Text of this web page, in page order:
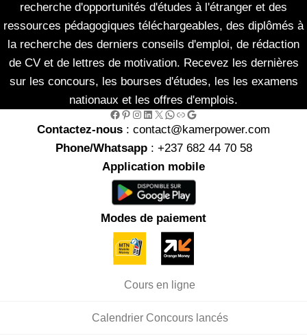
recherche d'opportunités d'études à l'étranger et des
ressources pédagogiques téléchargeables, des diplômés à
la recherche des derniers conseils d'emploi, de rédaction
de CV et de lettres de motivation. Recevez les dernières
sur les concours, les bourses d'études, les les examens
nationaux et les offres d'emplois.
Facebook Pinterest Instagram LinkedIn X WhatsApp Link Google
Contactez-nous : contact@kamerpower.com
Phone/Whatsapp: +237 682 44 70 58
Application mobile
Modes de paiement
Cours en ligne
Calendrier Concours lancés